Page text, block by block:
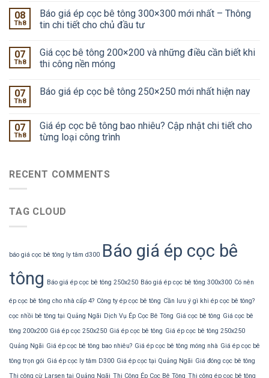
08
Th8
Báo giá ép cọc bê tông 300×300 mới nhất – Thông
tin chi tiết cho chủ đầu tư
07
Th8
Giá cọc bê tông 200×200 và những điều cần biết khi
thi công nền móng
07
Th8
Báo giá ép cọc bê tông 250×250 mới nhất hiện nay
07
Th8
Giá ép cọc bê tông bao nhiêu? Cập nhật chi tiết cho
từng loại công trình
RECENT COMMENTS
TAG CLOUD
báo giá cọc bê tông ly tâm d300 Báo giá ép cọc bê
tông Báo giá ép cọc bê tông 250x250 Báo giá ép cọc bê tông 300x300 Có nên
ép cọc bê tông cho nhà cấp 4? Công ty ép cọc bê tông Cần lưu ý gì khi ép cọc bê tông?
cọc nhồi bê tông tại Quảng Ngãi Dịch Vụ Ép Cọc Bê Tông Giá cọc bê tông Giá cọc bê
tông 200x200 Giá ép cọc 250x250 Giá ép cọc bê tông Giá ép cọc bê tông 250x250
Quảng Ngãi Giá ép cọc bê tông bao nhiêu? Giá ép cọc bê tông móng nhà Giá ép cọc bê
tông trọn gói Giá ép cọc ly tâm D300 Giá ép cọc tại Quảng Ngãi Giá đóng cọc bê tông
Thi công cừ Larsen tại Quảng Ngãi Thi Công Ép Cọc Bê Tông Thi công ép cọc bê tông